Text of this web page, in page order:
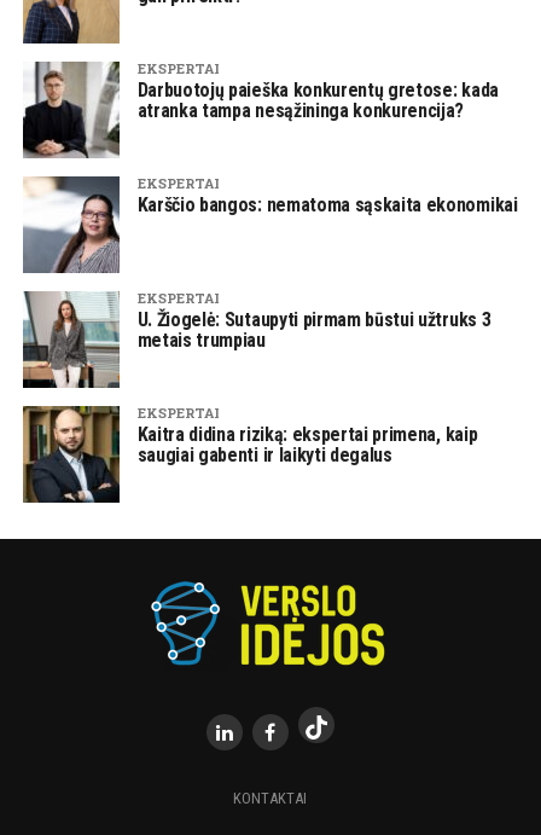
EKSPERTAI
Darbuotojų paieška konkurentų gretose: kada
atranka tampa nesąžininga konkurencija?
EKSPERTAI
Karščio bangos: nematoma sąskaita ekonomikai
EKSPERTAI
U. Žiogelė: Sutaupyti pirmam būstui užtruks 3
metais trumpiau
EKSPERTAI
Kaitra didina riziką: ekspertai primena, kaip
saugiai gabenti ir laikyti degalus
KONTAKTAI